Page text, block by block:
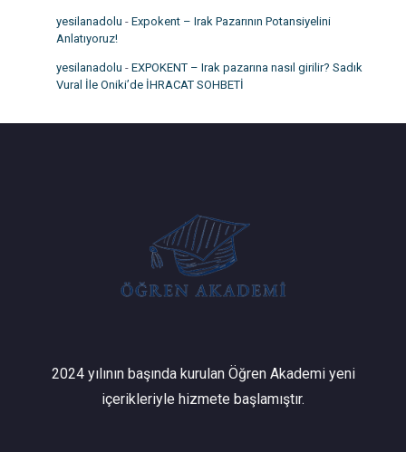
yesilanadolu - Expokent – Irak Pazarının Potansiyelini
Anlatıyoruz!
yesilanadolu - EXPOKENT – Irak pazarına nasıl girilir? Sadık
Vural İle Oniki’de İHRACAT SOHBETİ
2024 yılının başında kurulan Öğren Akademi yeni
içerikleriyle hizmete başlamıştır.